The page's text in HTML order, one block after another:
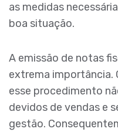
as medidas
boa situação.
A emissão de notas
extrema importância.
esse procedimento
devidos de vendas e
gestão.